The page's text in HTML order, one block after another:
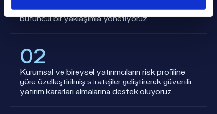
kapsamında yatırımcıların tüm ihtiyaçlarını
bütüncül bir yaklaşımla yönetiyoruz.
02
Kurumsal ve bireysel yatırımcıların risk profiline
göre özelleştirilmiş stratejiler geliştirerek güvenilir
yatırım kararları almalarına destek oluyoruz.